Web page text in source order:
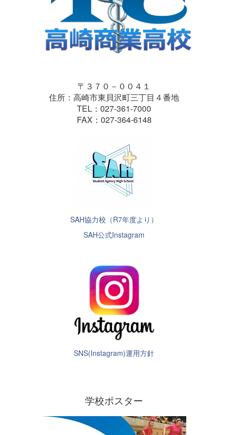
〒３７０－００４１
住所：高崎市東貝沢町三丁目４番地
TEL：027-361-7000
FAX：027-364-6148
SAH協力校（R7年度より）
SAH公式Instagram
SNS(Instagram)運用方針
学校ポスター